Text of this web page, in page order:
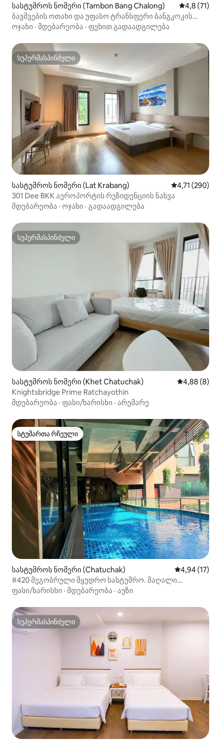
სასტუმროს ნომერი (Tambon Bang Chalong) საშუალო
4,8 (71)
ბავშვების ოთახი და უფასო ტრანსფერი ბანგკოკის
აეროპორტამდე
ოჯახი · მდებარეობა · ფეხით გადაადგილება
სუპერმასპინძელი
სუპერმასპინძელი
სასტუმროს ნომერი (Lat Krabang) საშუალო
4,71 (290)
301 Dee BKK აეროპორტის რეზიდენციის ნახვა
მდებარეობა · ოჯახი · გადაადგილება
სუპერმასპინძელი
სუპერმასპინძელი
სასტუმროს ნომერი (Khet Chatuchak) საშუალო
4,88 (8)
Knightsbridge Prime Ratchayothin
მდებარეობა · ფასი/ხარისხი · არემარე
სტუმართა რჩეული
სტუმართა რჩეული
სასტუმროს ნომერი (Chatuchak) საშუალო
4,94 (17)
#420 მეგობრული მყუდრო სასტუმრო. მაღალი
ალკოჰოლური სასმელების მაწანწალა
ფასი/ხარისხი · მდებარეობა · აუზი
სუპერმასპინძელი
სუპერმასპინძელი